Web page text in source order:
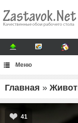
Меню
Главная »
41